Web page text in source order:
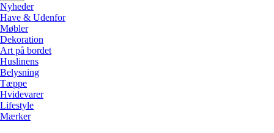
Nyheder
Have & Udenfor
Møbler
Dekoration
Art på bordet
Huslinens
Belysning
Tæppe
Hvidevarer
Lifestyle
Mærker